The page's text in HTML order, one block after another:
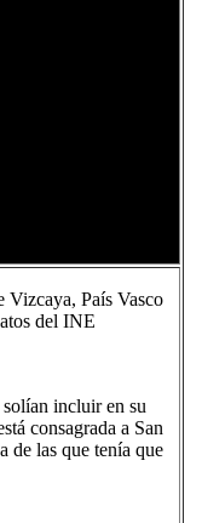
Vizcaya, País Vasco
del INE
incluir en su
consagrada a San
de las que tenía que